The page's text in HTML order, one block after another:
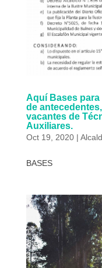
Aquí Bases
de
vacantes de
Auxiliares.
Oct 19, 2020|
BASES